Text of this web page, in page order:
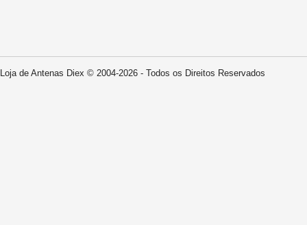
Loja de Antenas Diex © 2004-2026 - Todos os Direitos Reservados